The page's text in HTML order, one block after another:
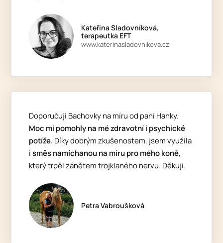
Kateřina Sladovníková,
terapeutka EFT
www.katerinasladovnikova.cz
Doporučuji Bachovky na míru od paní Hanky.
Moc mi pomohly na mé zdravotní i psychické
potíže. Díky dobrým zkušenostem, jsem využila
isměs namíchanou na míru pro mého koně,
který trpěl zánětem trojklaného nervu. Děkuji.
Petra Vabroušková